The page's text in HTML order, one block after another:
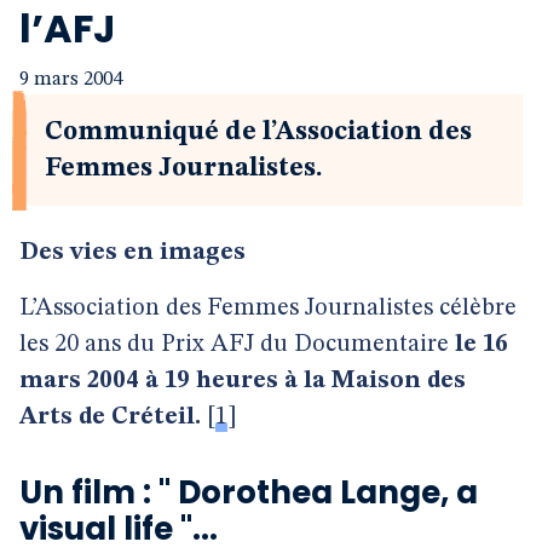
Boutique
l’AFJ
9 mars 2004
Communiqué de l’Association des
Femmes Journalistes.
Des vies en images
L’Association des Femmes Journalistes célèbre
les 20 ans du Prix AFJ du Documentaire le 16
mars 2004 à 19 heures à la Maison des
Arts de Créteil.
1
Un film : " Dorothea Lange, a
visual life "...